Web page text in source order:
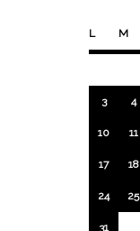
L M
3 4
10 11
17 18
24 25
31